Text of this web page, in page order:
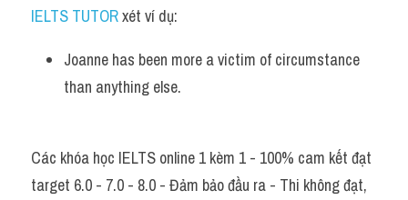
IELTS TUTOR xét ví dụ:
Joanne has been more a victim of circumstance
than anything else.
Các khóa học IELTS online 1 kèm 1 - 100% cam kết đạt
target 6.0 - 7.0 - 8.0 - Đảm bảo đầu ra - Thi không đạt,